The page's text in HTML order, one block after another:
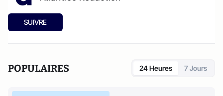
SUIVRE
POPULAIRES 24 Heures 7 Jours